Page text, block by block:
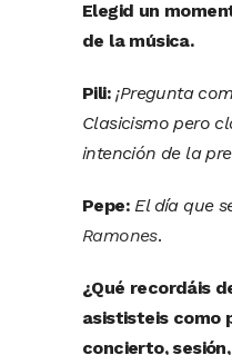
Elegid un
de la música.
Pili: ¡Pregunta
Clasicismo pero
intención de la
Pepe: El día que
Ramones.
¿Qué recordáis
asististeis como
concierto,